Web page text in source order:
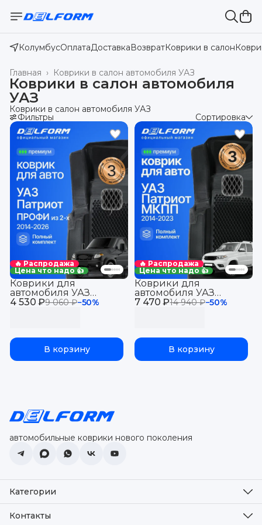
КолумбусОплатаДоставкаВозвратКоврики в салон
Коврики в салон автомобиля УАЗ
Главная ›
Коврики в салон автомобиля
УАЗ
Коврики в салон автомобиля УАЗ
Фильтры Сортировка
🔥 Распродажа
Цена что надо 👍
4 530 ₽9 060 ₽−50%
Коврики для
автомобиля УАЗ
Патриот Профи (2014-
эва, eva
В корзину
🔥 Распродажа
Цена что надо 👍
7 470 ₽14 940 ₽−50%
Коврики для
автомобиля УАЗ
Патриот (2014-21)
эва, eva
В корзину
автомобильные коврики нового поколения
Категории
Доставка
Контакты